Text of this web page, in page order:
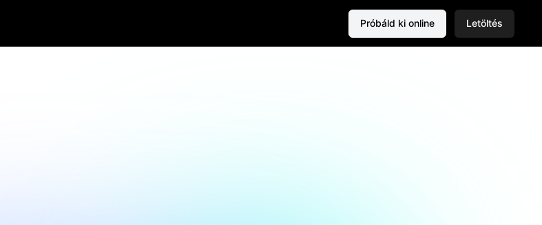
Próbáld ki online Letöltés